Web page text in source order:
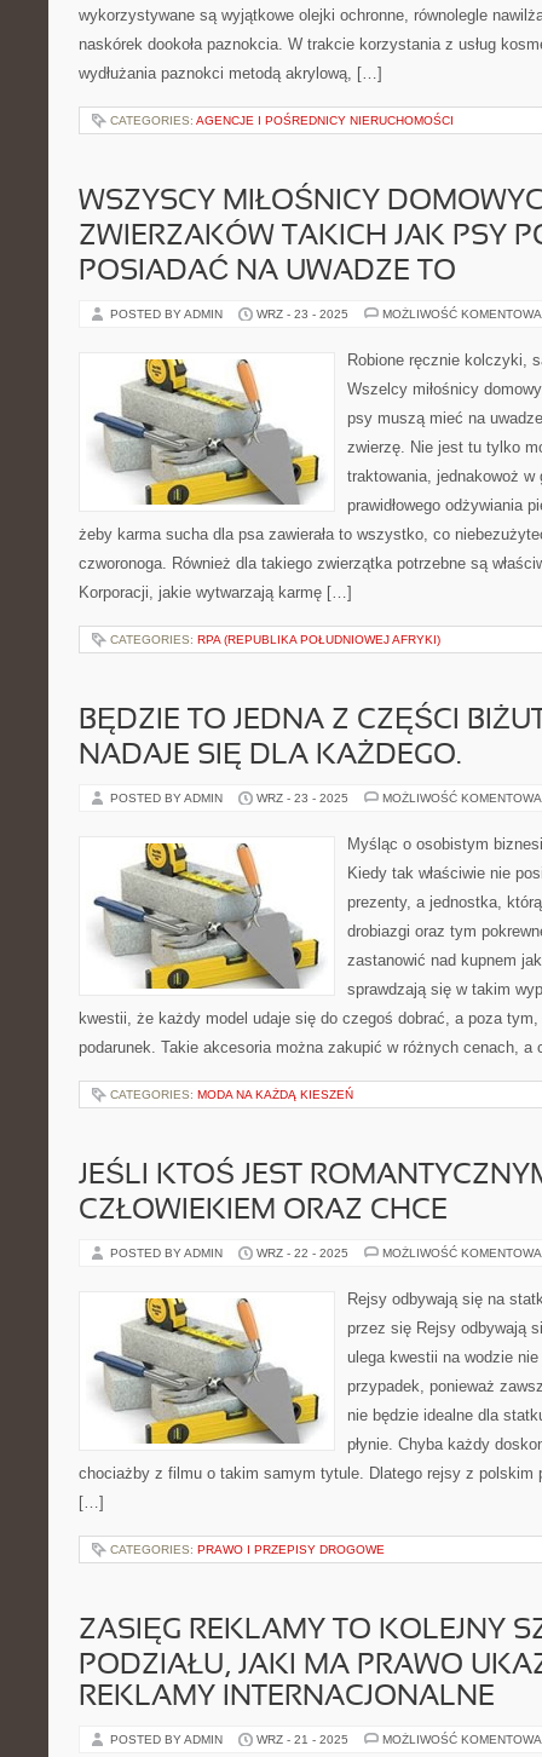
wykorzystywane są wyjątkowe olejki ochronne, równolegle
naskórek dookoła paznokcia. W trakcie korzystania z usług
wydłużania paznokci metodą akrylową, […]
CATEGORIES: AGENCJE I POŚREDNICY NIERUCHOMOŚCI
WSZYSCY MIŁOŚNICY
ZWIERZAKÓW TAKICH JAK PSY
POSIADAĆ NA UWADZE TO
POSTED BY ADMIN WRZ - 23 - 2025 MOŻLIWOŚĆ
Robione ręcznie kolczyki,
Wszelcy miłośnicy
psy muszą mieć na
zwierzę. Nie jest tu tylko
traktowania, jednakowoż w
prawidłowego odżywiania
żeby karma sucha dla psa zawierała to wszystko, co
czworonoga. Również dla takiego zwierzątka potrzebne są
Korporacji, jakie wytwarzają karmę […]
CATEGORIES: RPA (REPUBLIKA POŁUDNIOWEJ AFRYKI)
BĘDZIE TO JEDNA Z CZĘŚCI
NADAJE SIĘ DLA KAŻDEGO.
POSTED BY ADMIN WRZ - 23 - 2025 MOŻLIWOŚĆ
Myśląc o osobistym
Kiedy tak właściwie nie
prezenty, a jednostka,
drobiazgi oraz tym
zastanowić nad kupnem
sprawdzają się w takim
kwestii, że każdy model udaje się do czegoś dobrać, a poza
podarunek. Takie akcesoria można zakupić w różnych cenach,
CATEGORIES: MODA NA KAŻDĄ KIESZEŃ
JEŚLI KTOŚ JEST
CZŁOWIEKIEM ORAZ CHCE
POSTED BY ADMIN WRZ - 22 - 2025 MOŻLIWOŚĆ
Rejsy odbywają się na
przez się Rejsy odbywają
ulega kwestii na wodzie
przypadek, ponieważ
nie będzie idealne dla
płynie. Chyba każdy
chociażby z filmu o takim samym tytule. Dlatego rejsy z polskim
[…]
CATEGORIES: PRAWO I PRZEPISY DROGOWE
ZASIĘG REKLAMY TO KOLEJNY
PODZIAŁU, JAKI MA PRAWO
REKLAMY INTERNACJONALNE
POSTED BY ADMIN WRZ - 21 - 2025 MOŻLIWOŚĆ